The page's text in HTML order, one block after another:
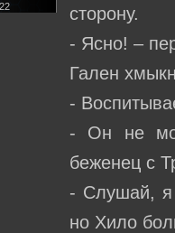
сторону.
- Ясно! –
Гален
-
- Он не
беженец с
- Слушай, я
но Хило